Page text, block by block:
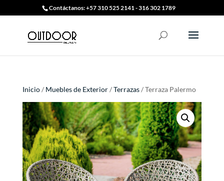
Contáctanos: +57 310 525 2141 - 316 302 1789
Inicio/ Muebles de Exterior/Terrazas/ Terraza Palermo